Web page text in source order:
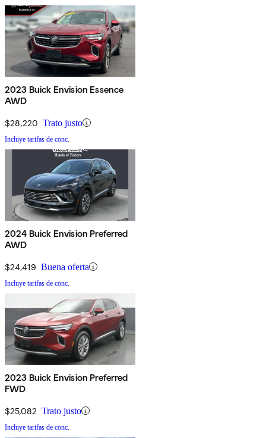
2023 Buick Envision Essence
AWD
$28,220 Trato justo
Incluye tarifas de conc.
2024 Buick Envision Preferred
AWD
$24,419 Buena oferta
Incluye tarifas de conc.
2023 Buick Envision Preferred
FWD
$25,082 Trato justo
Incluye tarifas de conc.